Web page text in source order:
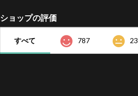
ショップの評価
すべて 787 23